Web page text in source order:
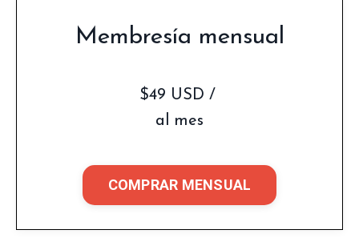
Membresía mensual
$49 USD /
al mes
COMPRAR MENSUAL